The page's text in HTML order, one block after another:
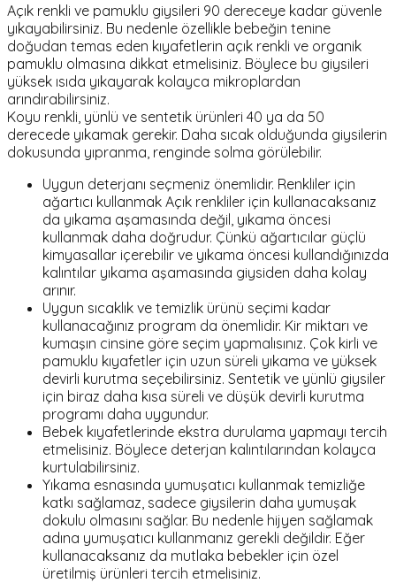
Açık renkli ve pamuklu giysileri 90 dereceye kadar güvenle
yıkayabilirsiniz. Bu nedenle özellikle bebeğin tenine
doğudan temas eden kıyafetlerin açık renkli ve organik
pamuklu olmasına dikkat etmelisiniz. Böylece bu giysileri
yüksek ısıda yıkayarak kolayca mikroplardan
arındırabilirsiniz.
Koyu renkli, yünlü ve sentetik ürünleri 40 ya da 50
derecede yıkamak gerekir. Daha sıcak olduğunda giysilerin
dokusunda yıpranma, renginde solma görülebilir.
Uygun deterjanı seçmeniz önemlidir. Renkliler için
ağartıcı kullanmak Açık renkliler için kullanacaksanız
da yıkama aşamasında değil, yıkama öncesi
kullanmak daha doğrudur. Çünkü ağartıcılar güçlü
kimyasallar içerebilir ve yıkama öncesi kullandığınızda
kalıntılar yıkama aşamasında giysiden daha kolay
arınır.
Uygun sıcaklık ve temizlik ürünü seçimi kadar
kullanacağınız program da önemlidir. Kir miktarı ve
kumaşın cinsine göre seçim yapmalısınız. Çok kirli ve
pamuklu kıyafetler için uzun süreli yıkama ve yüksek
devirli kurutma seçebilirsiniz. Sentetik ve yünlü giysiler
için biraz daha kısa süreli ve düşük devirli kurutma
programı daha uygundur.
Bebek kıyafetlerinde ekstra durulama yapmayı tercih
etmelisiniz. Böylece deterjan kalıntılarından kolayca
kurtulabilirsiniz.
Yıkama esnasında yumuşatıcı kullanmak temizliğe
katkı sağlamaz, sadece giysilerin daha yumuşak
dokulu olmasını sağlar. Bu nedenle hijyen sağlamak
adına yumuşatıcı kullanmanız gerekli değildir. Eğer
kullanacaksanız da mutlaka bebekler için özel
üretilmiş ürünleri tercih etmelisiniz.